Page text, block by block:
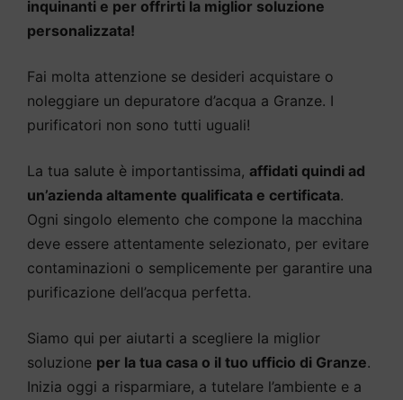
inquinanti e per offrirti la miglior soluzione
personalizzata!
Fai molta attenzione se desideri acquistare o
noleggiare un depuratore d’acqua a Granze. I
purificatori non sono tutti uguali!
La tua salute è importantissima, affidati quindi ad
un’azienda altamente qualificata e certificata.
Ogni singolo elemento che compone la macchina
deve essere attentamente selezionato, per evitare
contaminazioni o semplicemente per garantire una
purificazione dell’acqua perfetta.
Siamo qui per aiutarti a scegliere la miglior
soluzione per la tua casa o il tuo ufficio di Granze.
Inizia oggi a risparmiare, a tutelare l’ambiente e a